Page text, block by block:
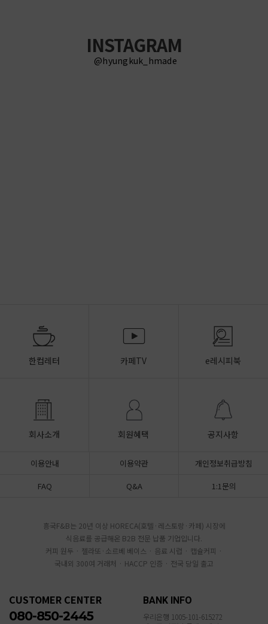
INSTAGRAM
@hyungkuk_hmade
한컵레터 카페TV e레시피북
회사소개 회원혜택 공지사항
이용안내 이용약관
개인정보취급방침
FAQ
Q&A 1:1문의
흥국F&B는 20년 이상 HORECA(호텔·레스토랑·카페) 시장에
식음료를 공급해온 B2B 전문 납품 기업입니다.
커피 원두 · 젤라또·소르베 베이스 · 음료 시럽 · 캡슐커피 ·
국내외 300여 거래처 · HACCP 인증 · 전국 당일 출고
CUSTOMER CENTER
080-850-2445
BANK INFO
우리은행 1005-101-615272